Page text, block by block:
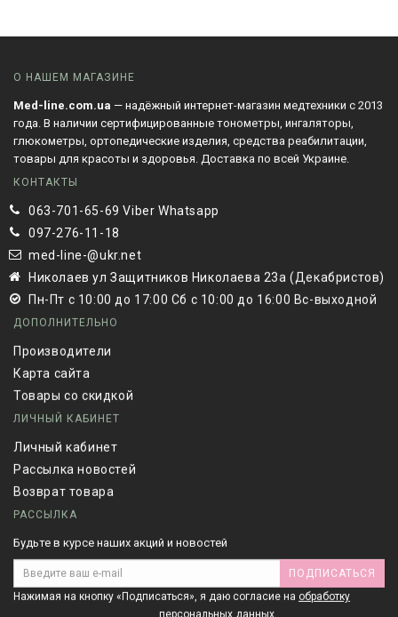
О НАШЕМ МАГАЗИНЕ
Med-line.com.ua — надёжный интернет-магазин медтехники с 2013
года. В наличии сертифицированные тонометры, ингаляторы,
глюкометры, ортопедические изделия, средства реабилитации,
товары для красоты и здоровья. Доставка по всей Украине.
КОНТАКТЫ
063-701-65-69 Viber Whatsapp
097-276-11-18
med-line-@ukr.net
Николаев ул Защитников Николаева 23а (Декабристов)
Пн-Пт с 10:00 до 17:00 Сб с 10:00 до 16:00 Вс-выходной
ДОПОЛНИТЕЛЬНО
Производители
Карта сайта
Товары со скидкой
ЛИЧНЫЙ КАБИНЕТ
Личный кабинет
Рассылка новостей
Возврат товара
РАССЫЛКА
Будьте в курсе наших акций и новостей
ПОДПИСАТЬСЯ
Нажимая на кнопку «Подписаться», я даю cогласие на обработку